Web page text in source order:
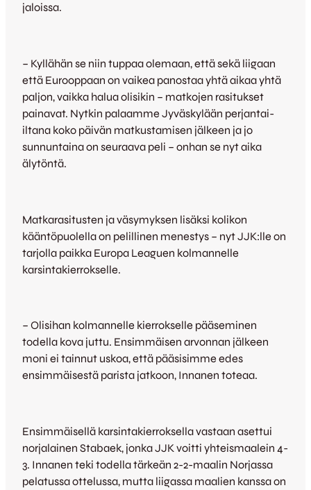
jaloissa.
– Kyllähän se niin tuppaa olemaan, että sekä liigaan
että Eurooppaan on vaikea panostaa yhtä aikaa yhtä
paljon, vaikka halua olisikin – matkojen rasitukset
painavat. Nytkin palaamme Jyväskylään perjantai-
iltana koko päivän matkustamisen jälkeen ja jo
sunnuntaina on seuraava peli – onhan se nyt aika
älytöntä.
Matkarasitusten ja väsymyksen lisäksi kolikon
kääntöpuolella on pelillinen menestys – nyt JJK:lle on
tarjolla paikka Europa Leaguen kolmannelle
karsintakierrokselle.
– Olisihan kolmannelle kierrokselle pääseminen
todella kova juttu. Ensimmäisen arvonnan jälkeen
moni ei tainnut uskoa, että pääsisimme edes
ensimmäisestä parista jatkoon, Innanen toteaa.
Ensimmäisellä karsintakierroksella vastaan asettui
norjalainen Stabaek, jonka JJK voitti yhteismaalein 4-
3. Innanen teki todella tärkeän 2-2-maalin Norjassa
pelatussa ottelussa, mutta liigassa maalien kanssa on